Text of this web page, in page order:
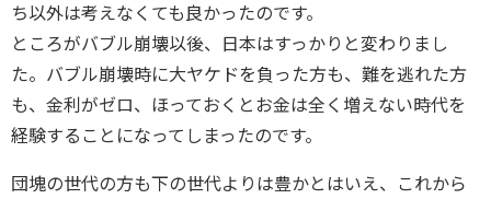
ち以外は考えなくても良かったのです。
ところがバブル崩壊以後、日本はすっかりと変わりまし
た。バブル崩壊時に大ヤケドを負った方も、難を逃れた方
も、金利がゼロ、ほっておくとお金は全く増えない時代を
経験することになってしまったのです。
団塊の世代の方も下の世代よりは豊かとはいえ、これから